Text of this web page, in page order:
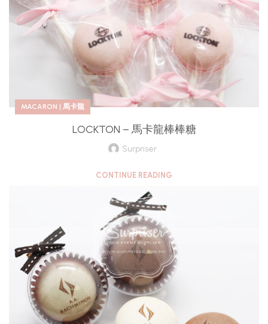
MACARON | 馬卡龍
LOCKTON – 馬卡龍棒棒糖
Surpriser
CONTINUE READING